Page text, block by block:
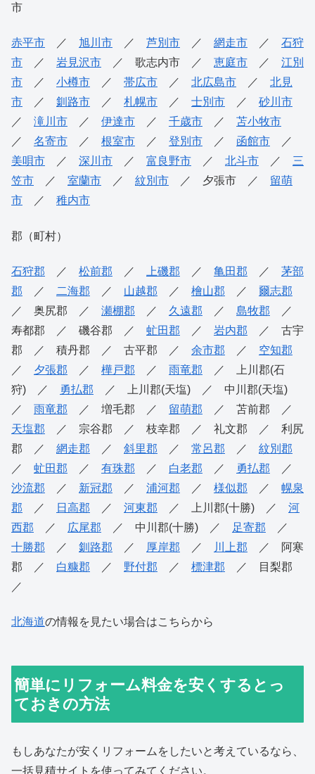
市
赤平市 ／ 旭川市 ／ 芦別市 ／ 網走市 ／ 石狩
市 ／ 岩見沢市 ／ 歌志内市 ／ 恵庭市 ／ 江別
市 ／ 小樽市 ／ 帯広市 ／ 北広島市 ／ 北見
市 ／ 釧路市 ／ 札幌市 ／ 士別市 ／ 砂川市
／ 滝川市 ／ 伊達市 ／ 千歳市 ／ 苫小牧市
／ 名寄市 ／ 根室市 ／ 登別市 ／ 函館市 ／
美唄市 ／ 深川市 ／ 富良野市 ／ 北斗市 ／ 三
笠市 ／ 室蘭市 ／ 紋別市 ／ 夕張市 ／ 留萌
市 ／ 稚内市
郡（町村）
石狩郡 ／ 松前郡 ／ 上磯郡 ／ 亀田郡 ／ 茅部
郡 ／ 二海郡 ／ 山越郡 ／ 檜山郡 ／ 爾志郡
／ 奥尻郡 ／ 瀬棚郡 ／ 久遠郡 ／ 島牧郡 ／
寿都郡 ／ 磯谷郡 ／ 虻田郡 ／ 岩内郡 ／ 古宇
郡 ／ 積丹郡 ／ 古平郡 ／ 余市郡 ／ 空知郡
／ 夕張郡 ／ 樺戸郡 ／ 雨竜郡 ／ 上川郡(石
狩) ／
勇払郡 ／ 上川郡(天塩) ／ 中川郡(天塩)
／ 雨竜郡 ／ 増毛郡 ／ 留萌郡 ／ 苫前郡 ／
天塩郡 ／ 宗谷郡 ／ 枝幸郡 ／ 礼文郡 ／ 利尻
郡 ／ 網走郡 ／ 斜里郡 ／ 常呂郡 ／ 紋別郡
／ 虻田郡 ／ 有珠郡 ／ 白老郡 ／ 勇払郡 ／
沙流郡 ／ 新冠郡 ／ 浦河郡 ／ 様似郡 ／ 幌泉
郡 ／ 日高郡 ／ 河東郡 ／ 上川郡(十勝) ／ 河
西郡 ／ 広尾郡 ／ 中川郡(十勝) ／ 足寄郡 ／
十勝郡 ／ 釧路郡 ／ 厚岸郡 ／ 川上郡 ／ 阿寒
郡 ／ 白糠郡 ／ 野付郡 ／ 標津郡 ／ 目梨郡
／
北海道の情報を見たい場合はこちらから
簡単にリフォーム料金を安くするとっ
ておきの方法
もしあなたが安くリフォームをしたいと考えているなら、
一括見積サイトを使ってみてください。